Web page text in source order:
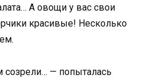
А овощи у вас свои
красивые! Несколько
— попыталась